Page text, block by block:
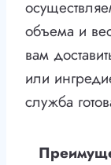
объема и
вам
или
служба